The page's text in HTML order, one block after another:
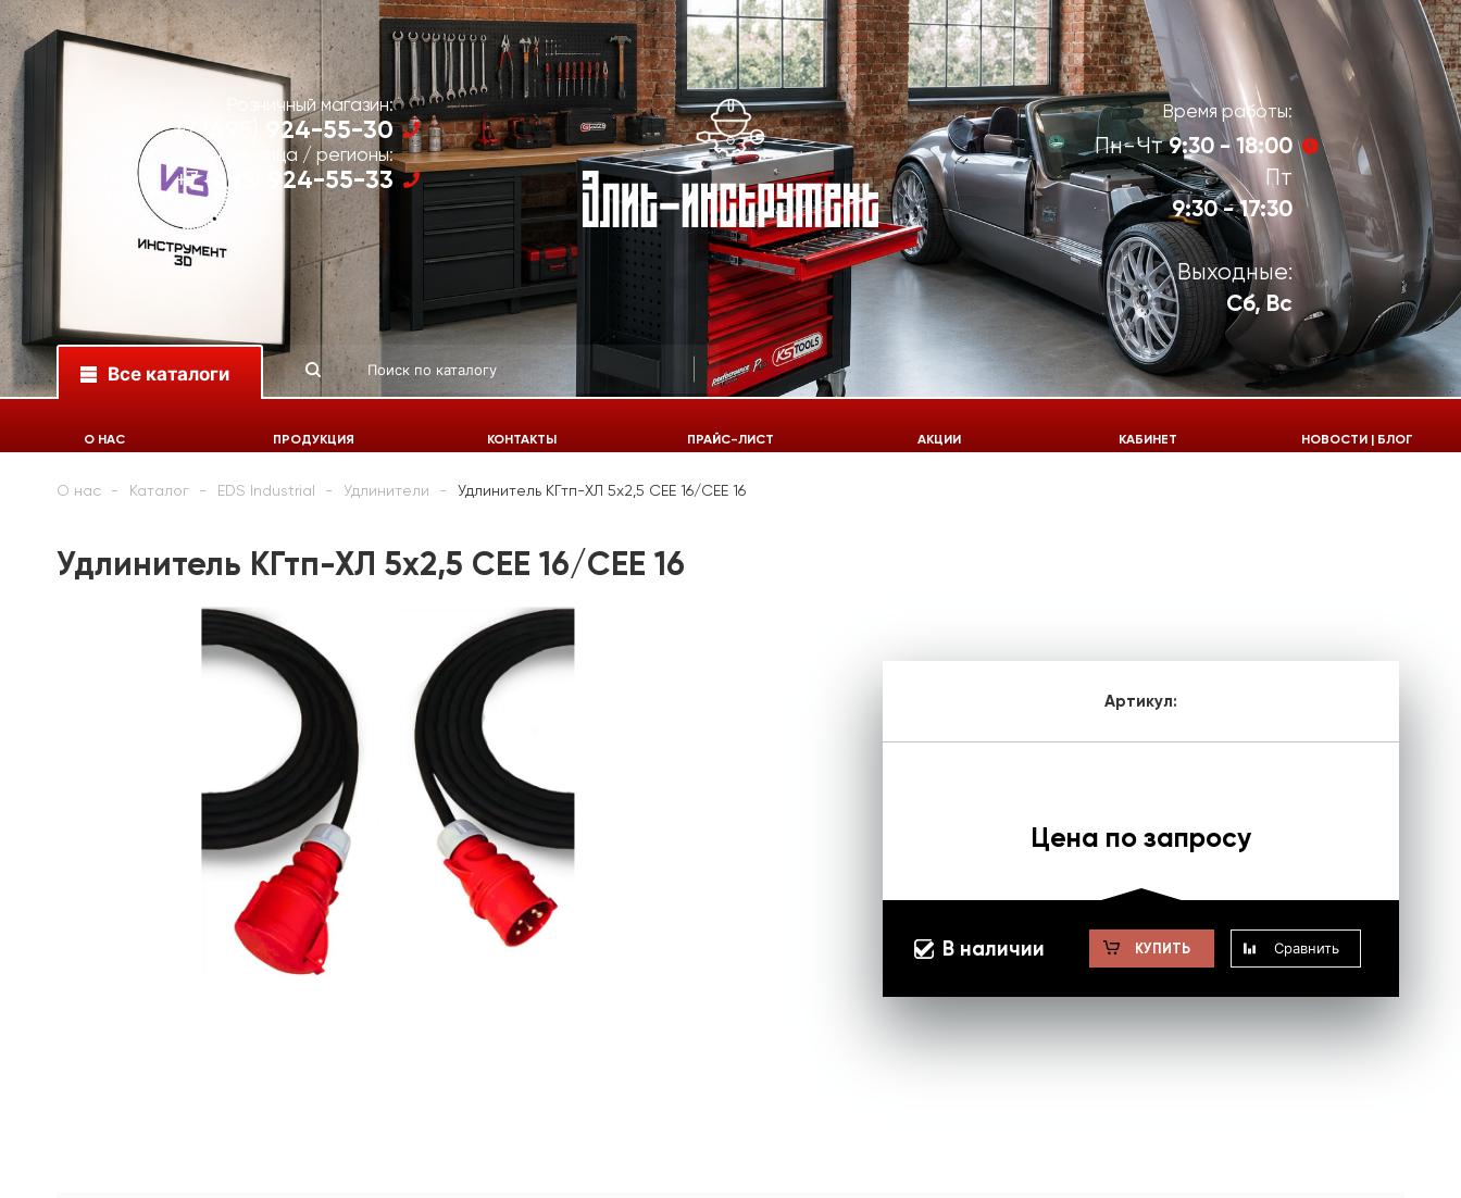
Розничный магазин:
+7 (495) 924-55-30
Юр. лица / регионы:
+7 (495) 924-55-33
Время работы:
Пн-Чт9:30 - 18:00
Пт
9:30 - 17:30
Выходные:
Сб, Вс
Все каталоги
924-55-33
О НАС ПРОДУКЦИЯ КОНТАКТЫ ПРАЙС-ЛИСТ АКЦИИ КАБИНЕТ НОВОСТИ | БЛОГ
О нас Каталог EDS Industrial Удлинители Удлинитель КГтп-ХЛ 5х2,5 CEE 16/CEE 16
Удлинитель КГтп-ХЛ 5х2,5 CEE 16/CEE 16
Артикул:
Цена по запросу
В наличии КУПИТЬ Сравнить